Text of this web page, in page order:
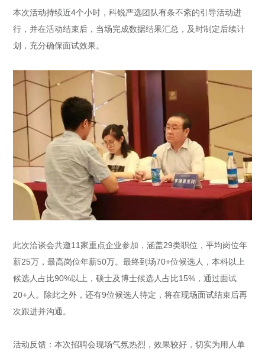
本次活动持续近4个小时，科锐严选团队有条不紊的引导活动进
行，并在活动结束后，当场完成数据结果汇总，及时制定后续计
划，充分确保面试效果。
此次洽谈会共邀11家重点企业参加，涵盖29类职位，平均岗位年
薪25万，最高岗位年薪50万。最终到场70+位候选人，本科以上
候选人占比90%以上，硕士及博士候选人占比15%，通过面试
20+人。除此之外，还有9位候选人待定，将在现场面试结束后再
次跟进并沟通。
活动反馈：本次招聘会现场气氛热烈，效果较好，切实为用人单